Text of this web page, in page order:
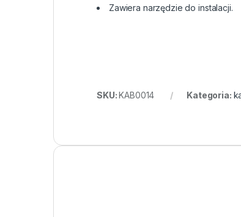
Zawiera narzędzie do instalacji.
SKU:KAB0014 Kategoria: